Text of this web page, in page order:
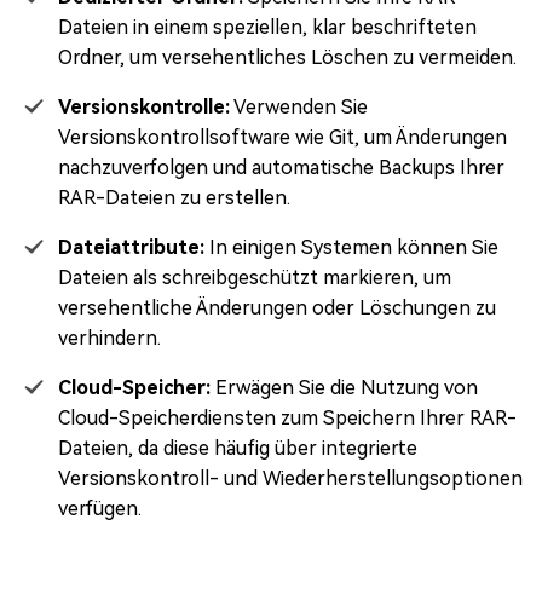
Dateien in einem speziellen, klar beschrifteten
Ordner, um versehentliches Löschen zu vermeiden.
Versionskontrolle:Verwenden Sie
Versionskontrollsoftware wie Git, um Änderungen
nachzuverfolgen und automatische Backups Ihrer
RAR-Dateien zu erstellen.
Dateiattribute: In einigen Systemen können Sie
Dateien als schreibgeschützt markieren, um
versehentliche Änderungen oder Löschungen zu
verhindern.
Cloud-Speicher: Erwägen Sie die Nutzung von
Cloud-Speicherdiensten zum Speichern Ihrer RAR-
Dateien, da diese häufig über integrierte
Versionskontroll- und Wiederherstellungsoptionen
verfügen.